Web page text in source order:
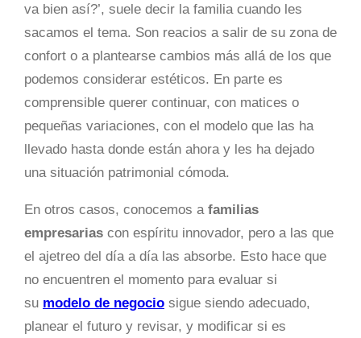
va bien así?’, suele decir la familia cuando les
sacamos el tema. Son reacios a salir de su zona de
confort o a plantearse cambios más allá de los que
podemos considerar estéticos. En parte es
comprensible querer continuar, con matices o
pequeñas variaciones, con el modelo que las ha
llevado hasta donde están ahora y les ha dejado
una situación patrimonial cómoda.
En otros casos, conocemos a familias
empresarias con espíritu innovador, pero a las que
el ajetreo del día a día las absorbe. Esto hace que
no encuentren el momento para evaluar si
su modelo de negocio sigue siendo adecuado,
planear el futuro y revisar, y modificar si es